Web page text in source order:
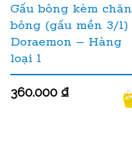
Gấu bông kèm chăn
bông (gấu mền 3/1)
Doraemon – Hàng
loại 1
360.000 ₫